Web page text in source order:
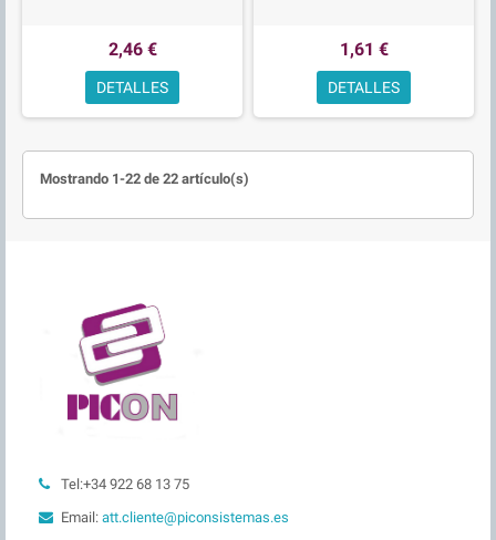
2,46 €
DETALLES
1,61 €
DETALLES
Mostrando 1-22 de 22 artículo(s)
Tel:+34 922 68 13 75
Email: att.cliente@piconsistemas.es